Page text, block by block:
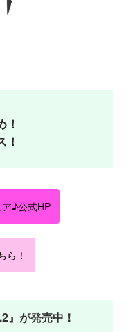
♪公式HP
ら！
』が発売中！